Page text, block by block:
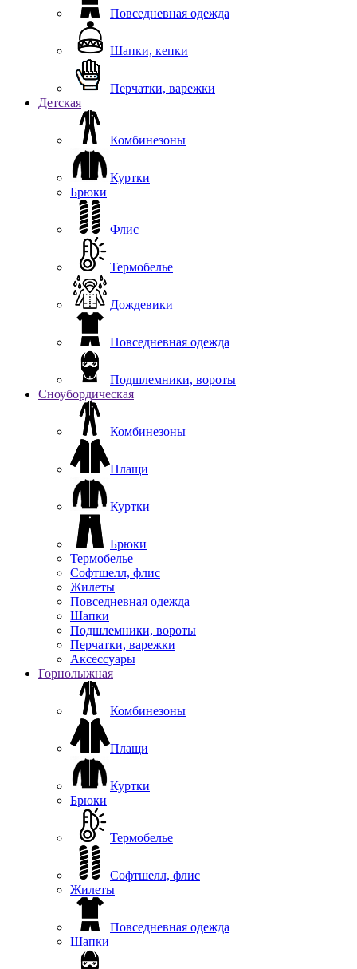
Повседневная одежда
Шапки, кепки
Перчатки, варежки
Детская
Комбинезоны
Куртки
Брюки
Флис
Термобелье
Дождевики
Повседневная одежда
Подшлемники, вороты
Сноубордическая
Комбинезоны
Плащи
Куртки
Брюки
Термобелье
Софтшелл, флис
Жилеты
Повседневная одежда
Шапки
Подшлемники, вороты
Перчатки, варежки
Аксессуары
Горнолыжная
Комбинезоны
Плащи
Куртки
Брюки
Термобелье
Софтшелл, флис
Жилеты
Повседневная одежда
Шапки